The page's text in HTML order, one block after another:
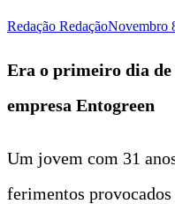
Redação RedaçãoNovembro
Era o primeiro dia
empresa Entogreen
Um jovem com 31
ferimentos